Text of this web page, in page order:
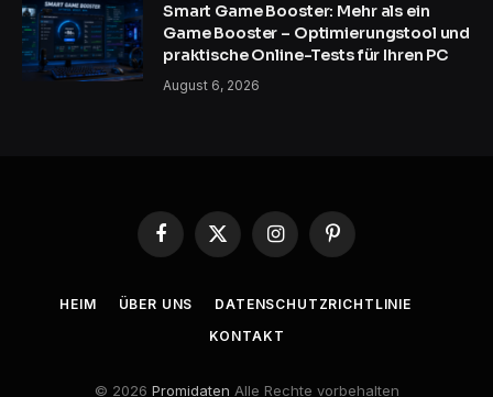
Smart Game Booster: Mehr als ein
Game Booster – Optimierungstool und
praktische Online-Tests für Ihren PC
August 6, 2026
Facebook
X
InstagramPinterest
HEIM ÜBER UNS
DATENSCHUTZRICHTLINIE
KONTAKT
© 2026 Promidaten Alle Rechte vorbehalten